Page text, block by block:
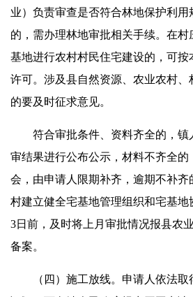
业）负责审查是否符合林地保护利
的，需办理林地审批相关手续。在
基地进行农村村民住宅建设的，可按
许可。涉及县自然资源、农业农村、
的要及时征求意见。
符合审批条件、资料齐全的，镇
审结果进行公布公示，材料不齐全的
会，由申请人限期补齐，逾期不补
村建立健全宅基地管理组织和宅基地
3日前，及时将上月审批情况报县农
备案。
（四）施工放线。申请人依法取